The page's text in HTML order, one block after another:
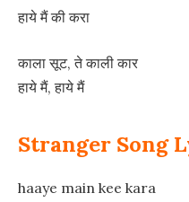
हाये मैं की करा
काला सूट, ते काली कार
हाये मैं, हाये मैं
Stranger Song
haaye main kee kara